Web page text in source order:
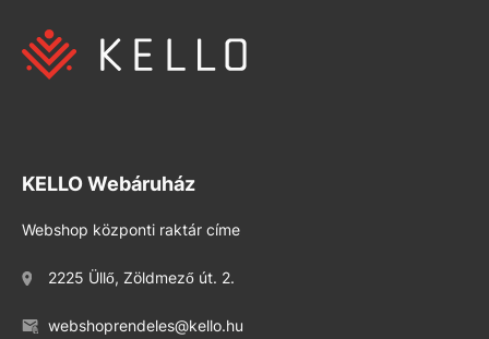
KELLO Webáruház
Webshop központi raktár címe
2225 Üllő, Zöldmező út. 2.
webshoprendeles@kello.hu